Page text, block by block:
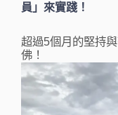
員」來實踐！
超過5個月的堅持
佛！